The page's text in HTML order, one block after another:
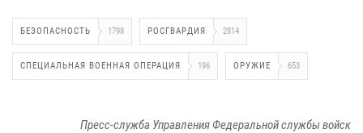
БЕЗОПАСНОСТЬ 1798 РОСГВАРДИЯ 2814
СПЕЦИАЛЬНАЯ ВОЕННАЯ ОПЕРАЦИЯ 196 ОРУЖИЕ 653
Пресс-служба Управления Федеральной службы войск